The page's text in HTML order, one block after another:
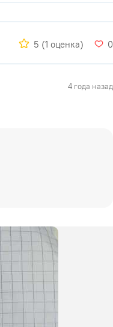
5 (1 оценка) 0
4 года назад